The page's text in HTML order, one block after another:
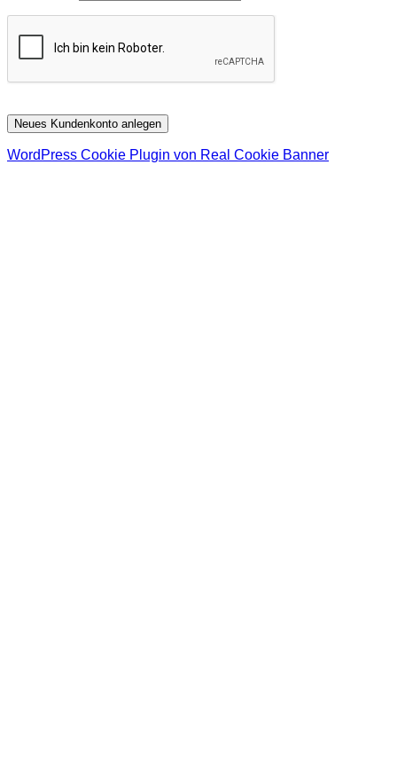
Neues Kundenkonto anlegen
WordPress Cookie Plugin von Real Cookie Banner